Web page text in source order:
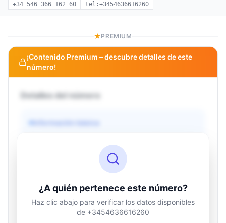
+34 546 366 162 60
tel:+3454636616260
PREMIUM
¡Contenido Premium – descubre detalles de este
número!
Detalles del número
Información básica
Información de ubicación
¿A quién pertenece este número?
Haz clic abajo para verificar los datos disponibles
de +3454636616260